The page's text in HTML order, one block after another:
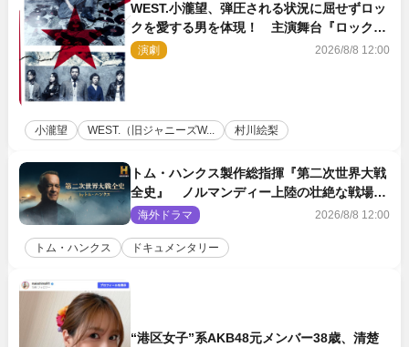
WEST.小瀧望、弾圧される状況に屈せずロッ
クを愛する男を体現！ 主演舞台『ロックン
ロール』ビジュアル解禁
演劇 2026/8/8 12:00
小瀧望 WEST.（旧ジャニーズW... 村川絵梨
トム・ハンクス製作総指揮『第二次世界大戦
全史』 ノルマンディー上陸の壮絶な戦場を
収めた特別映像解禁
海外ドラマ 2026/8/8 12:00
トム・ハンクス ドキュメンタリー
“港区女子”系AKB48元メンバー38歳、清楚